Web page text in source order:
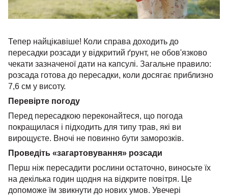
Тепер найцікавіше! Коли справа доходить до
пересадки розсади у відкритий ґрунт, не обов'язково
чекати зазначеної дати на капсулі. Загальне правило:
розсада готова до пересадки, коли досягає приблизно
7,6 см у висоту.
Перевірте погоду
Перед пересадкою переконайтеся, що погода
покращилася і підходить для типу трав, які ви
вирощуєте. Вночі не повинно бути заморозків.
Проведіть «загартовування» розсади
Перш ніж пересадити рослини остаточно, виносьте їх
на декілька годин щодня на відкрите повітря. Це
допоможе їм звикнути до нових умов. Увечері